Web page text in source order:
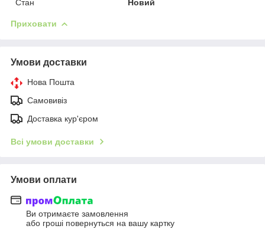
Стан
Новий
Приховати
Умови доставки
Нова Пошта
Самовивіз
Доставка кур'єром
Всі умови доставки
Умови оплати
Ви отримаєте замовлення
або гроші повернуться на вашу картку